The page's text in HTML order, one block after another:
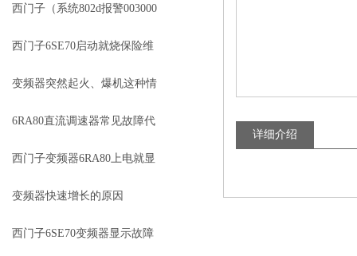
炸主板坏维修
西门子（系统802d报警003000
维修）
西门子6SE70启动就烧保险维
修
变频器突然起火、爆机这种情
况是怎么回事呢？
6RA80直流调速器常见故障代
码排查，新手也能快速解决
西门子变频器6RA80上电就显
示F60104咨询师傅
变频器快速增长的原因
西门子6SE70变频器显示故障
详细介绍